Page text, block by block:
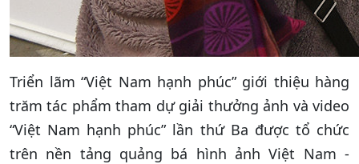
Triển lãm “Việt Nam hạnh phúc” giới thiệu hàng
trăm tác phẩm tham dự giải thưởng ảnh và video
“Việt Nam hạnh phúc” lần thứ Ba được tổ chức
trên nền tảng quảng bá hình ảnh Việt Nam -